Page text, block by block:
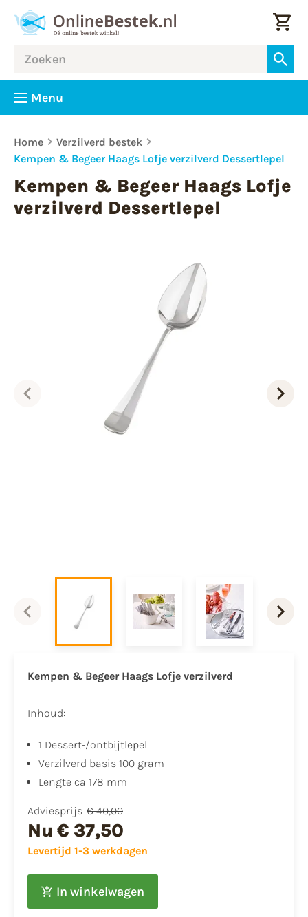
Menu
Home
Verzilverd bestek
Kempen & Begeer Haags Lofje verzilverd Dessertlepel
Kempen & Begeer Haags Lofje
verzilverd Dessertlepel
Kempen & Begeer Haags Lofje verzilverd
Inhoud:
1 Dessert-/ontbijtlepel
Verzilverd basis 100 gram
Lengte ca 178 mm
Adviesprijs € 40,00
Nu € 37,50
Levertijd 1-3 werkdagen
In winkelwagen